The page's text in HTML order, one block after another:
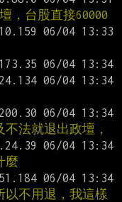
，台股直接60000
法就退出政壇，
麼
不用退，我這樣